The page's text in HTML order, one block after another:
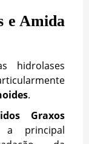
e Amida
hidrolases
.
Graxos
principal